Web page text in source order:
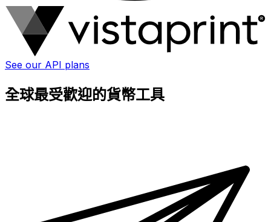
See our API plans
全球最受歡迎的貨幣工具